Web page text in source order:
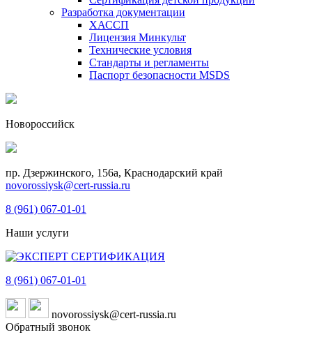
Разработка документации
ХАССП
Лицензия Минкульт
Технические условия
Стандарты и регламенты
Паспорт безопасности MSDS
Новороссийск
пр. Дзержинского, 156a, Краснодарский край
novorossiysk@cert-russia.ru
8 (961) 067-01-01
Наши услуги
8 (961) 067-01-01
novorossiysk@cert-russia.ru
Обратный звонок